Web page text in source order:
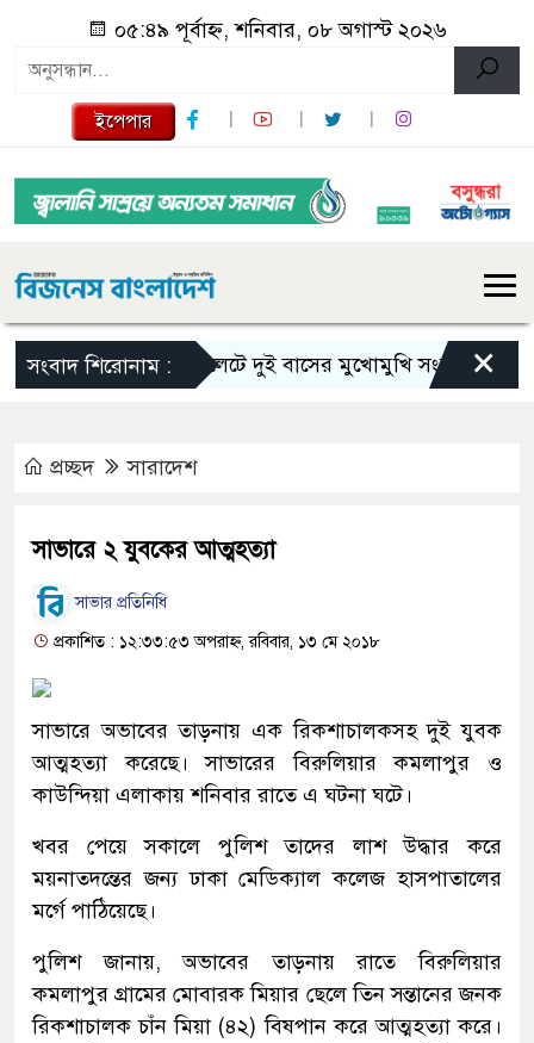
০৫:৪৯ পূর্বাহ্ন, শনিবার, ০৮ অগাস্ট ২০২৬
ইপেপার
সংবাদ শিরোনাম :সিলেটে দুই বাসের মুখোমুখি সংঘর্ষে নিহত বেড়ে
×
প্রচ্ছদ সারাদেশ
সাভারে ২ যুবকের আত্মহত্যা
সাভার প্রতিনিধি
প্রকাশিত : ১২:৩৩:৫৩ অপরাহ্ন, রবিবার, ১৩ মে ২০১৮
সাভারে অভাবের তাড়নায় এক রিকশাচালকসহ দুই যুবক
আত্মহত্যা করেছে। সাভারের বিরুলিয়ার কমলাপুর ও
কাউন্দিয়া এলাকায় শনিবার রাতে এ ঘটনা ঘটে।
খবর পেয়ে সকালে পুলিশ তাদের লাশ উদ্ধার করে
ময়নাতদন্তের জন্য ঢাকা মেডিক্যাল কলেজ হাসপাতালের
মর্গে পাঠিয়েছে।
পুলিশ জানায়, অভাবের তাড়নায় রাতে বিরুলিয়ার
কমলাপুর গ্রামের মোবারক মিয়ার ছেলে তিন সন্তানের জনক
রিকশাচালক চাঁন মিয়া (৪২) বিষপান করে আত্মহত্যা করে।